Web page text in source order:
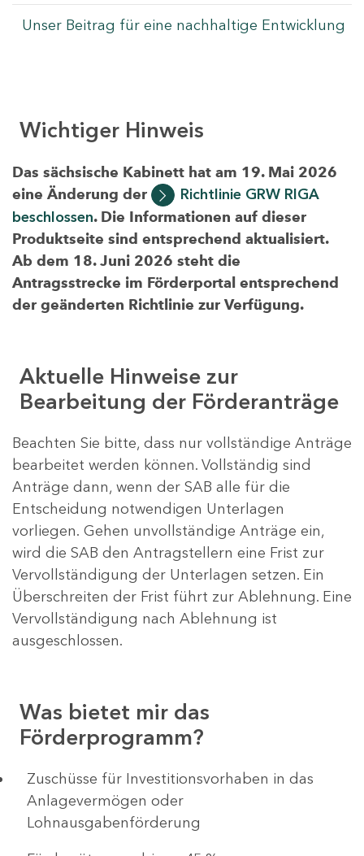
Unser Beitrag für eine nachhaltige Entwicklung
Wichtiger Hinweis
Das sächsische Kabinett hat am 19. Mai 2026
eine Änderung der
Richtlinie GRW RIGA
beschlossen. Die Informationen auf dieser
Produktseite sind entsprechend aktualisiert.
Ab dem 18. Juni 2026 steht die
Antragsstrecke im Förderportal entsprechend
der geänderten Richtlinie zur Verfügung.
Aktuelle Hinweise zur
Bearbeitung der Förderanträge
Beachten Sie bitte, dass nur vollständige Anträge
bearbeitet werden können. Vollständig sind
Anträge dann, wenn der SAB alle für die
Entscheidung notwendigen Unterlagen
vorliegen. Gehen unvollständige Anträge ein,
wird die SAB den Antragstellern eine Frist zur
Vervollständigung der Unterlagen setzen. Ein
Überschreiten der Frist führt zur Ablehnung. Eine
Vervollständigung nach Ablehnung ist
ausgeschlossen.
Was bietet mir das
Förderprogramm?
​​​​​​Zuschüsse für Investitionsvorhaben in das
Anlagevermögen oder
Lohnausgabenförderung